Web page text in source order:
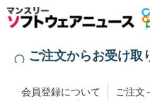
ご注文からお受け取
会員登録について
ご注文